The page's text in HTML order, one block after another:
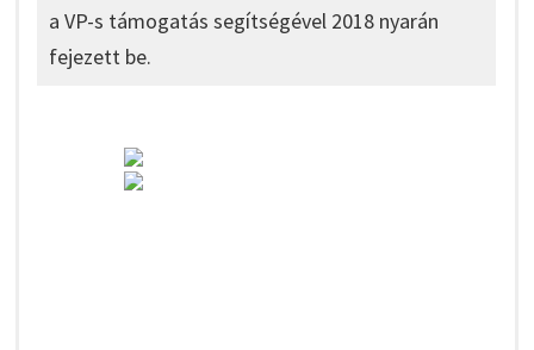
a VP-s támogatás segítségével 2018 nyarán
fejezett be.